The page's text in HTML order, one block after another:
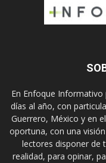
En Enfoque
días al año, con
Guerrero, México y en
oportuna, con una
lectores disponer de
realidad, para opinar,